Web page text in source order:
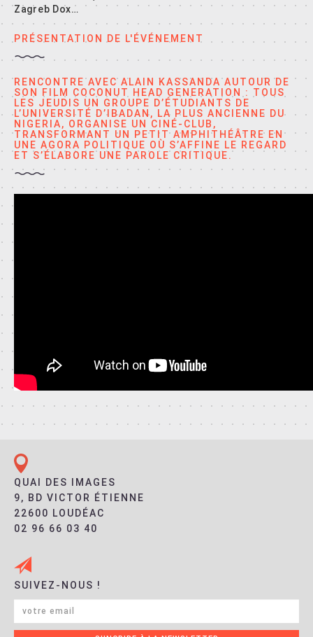
Zagreb Dox…
PRÉSENTATION DE L'ÉVÉNEMENT
RENCONTRE AVEC ALAIN KASSANDA AUTOUR DE
SON FILM COCONUT HEAD GENERATION : TOUS
LES JEUDIS UN GROUPE D’ÉTUDIANTS DE
L’UNIVERSITÉ D’IBADAN, LA PLUS ANCIENNE DU
NIGERIA, ORGANISE UN CINÉ-CLUB,
TRANSFORMANT UN PETIT AMPHITHÉÂTRE EN
UNE AGORA POLITIQUE OÙ S’AFFINE LE REGARD
ET S’ÉLABORE UNE PAROLE CRITIQUE.
QUAI DES IMAGES
9, BD VICTOR ÉTIENNE
22600 LOUDÉAC
02 96 66 03 40
SUIVEZ-NOUS !